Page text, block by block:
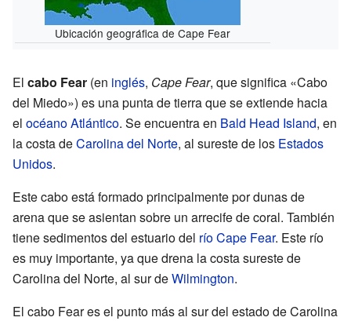
Ubicación geográfica de Cape Fear
El cabo Fear (en inglés, Cape Fear, que significa «Cabo
del Miedo») es una punta de tierra que se extiende hacia
el océano Atlántico. Se encuentra en Bald Head Island, en
la costa deCarolina del Norte, al sureste de los Estados
Unidos.
Este cabo está formado principalmente por dunas de
arena que se asientan sobre un arrecife de coral. También
tiene sedimentos del estuario del río Cape Fear. Este río
es muy importante, ya que drena la costa sureste de
Carolina del Norte, al sur deWilmington.
El cabo Fear es el punto más al sur del estado de Carolina